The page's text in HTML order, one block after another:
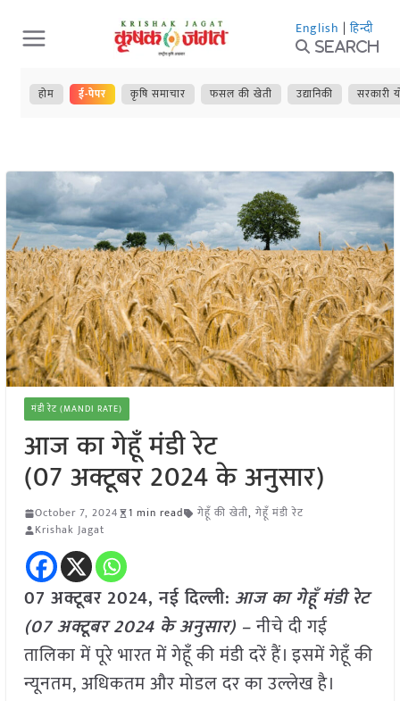
Skip
to
content
English | हिन्दी
Search
होम ई-पेपर कृषि समाचार फसल की खेती उद्यानिकी सरकारी
मंडी रेट (MANDI RATE)
आज का गेहूँ मंडी रेट
(07 अक्टूबर 2024 के अनुसार)
October 7, 2024 1 min read गेहूँ की खेती, गेहूँ मंडी रेट
Krishak Jagat
07 अक्टूबर 2024, नई दिल्ली: आज का गेहूँ मंडी रेट
(07 अक्टूबर 2024 के अनुसार) –नीचे दी गई
तालिका में पूरे भारत में गेहूँ की मंडी दरें हैं। इसमें गेहूँ की
न्यूनतम, अधिकतम और मोडल दर का उल्लेख है।